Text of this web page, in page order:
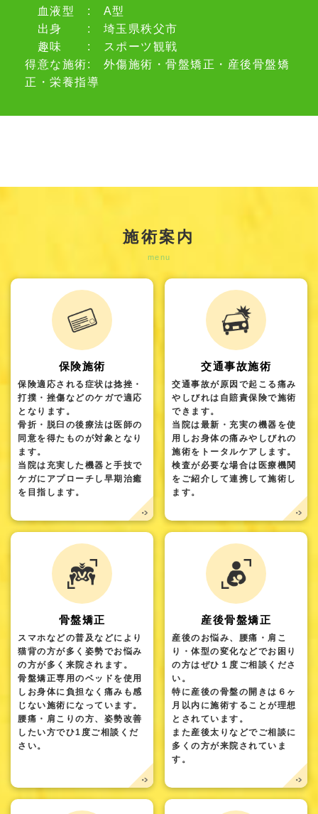
血液型 : A型
出身 : 埼玉県秩父市
趣味 : スポーツ観戦
得意な施術: 外傷施術・骨盤矯正・産後骨盤矯
正・栄養指導
施術案内
menu
保険施術
保険適応される症状は捻挫・
打撲・挫傷などのケガで適応
となります。
骨折・脱臼の後療法は医師の
同意を得たものが対象となり
ます。
当院は充実した機器と手技で
ケガにアプローチし早期治癒
を目指します。
交通事故施術
交通事故が原因で起こる痛み
やしびれは自賠責保険で施術
できます。
当院は最新・充実の機器を使
用しお身体の痛みやしびれの
施術をトータルケアします。
検査が必要な場合は医療機関
をご紹介して連携して施術し
ます。
骨盤矯正
スマホなどの普及などにより
猫背の方が多く姿勢でお悩み
の方が多く来院されます。
骨盤矯正専用のベッドを使用
しお身体に負担なく痛みも感
じない施術になっています。
腰痛・肩こりの方、姿勢改善
したい方でひ1度ご相談くだ
さい。
産後骨盤矯正
産後のお悩み、腰痛・肩こ
り・体型の変化などでお困り
の方はぜひ１度ご相談くださ
い。
特に産後の骨盤の開きは６ヶ
月以内に施術することが理想
とされています。
また産後太りなどでご相談に
多くの方が来院されていま
す。